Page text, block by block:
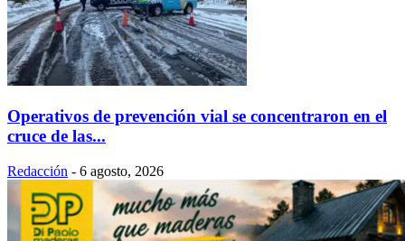
Operativos de prevención vial se concentraron en el
cruce de las...
Redacción - 6 agosto, 2026